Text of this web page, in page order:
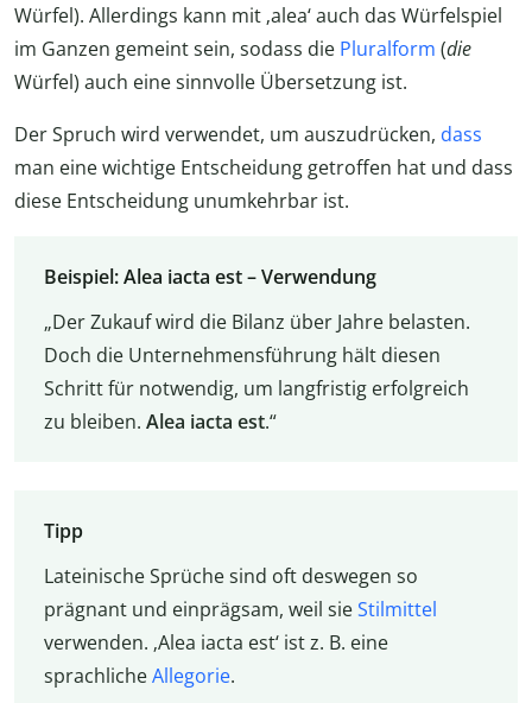
Würfel). Allerdings kann mit ‚alea‘ auch das Würfelspiel
im Ganzen gemeint sein, sodass die Pluralform (die
Würfel) auch eine sinnvolle Übersetzung ist.
Der Spruch wird verwendet, um auszudrücken, dass
man eine wichtige Entscheidung getroffen hat und dass
diese Entscheidung unumkehrbar ist.
Beispiel: Alea iacta est – Verwendung
„Der Zukauf wird die Bilanz über Jahre belasten.
Doch die Unternehmensführung hält diesen
Schritt für notwendig, um langfristig erfolgreich
zu bleiben. Alea iacta est.“
Tipp
Lateinische Sprüche sind oft deswegen so
prägnant und einprägsam, weil sieStilmittel
verwenden. ‚Alea iacta est‘ ist z. B. eine
sprachlicheAllegorie.